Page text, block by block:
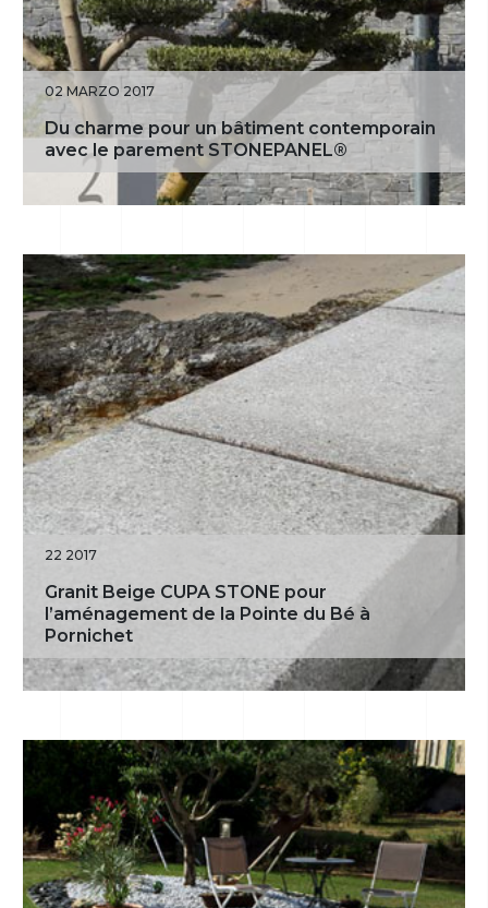
02 MARZO 2017
Du charme pour un bâtiment contemporain
avec le parement STONEPANEL®
22 2017
Granit Beige CUPA STONE pour
l’aménagement de la Pointe du Bé à
Pornichet